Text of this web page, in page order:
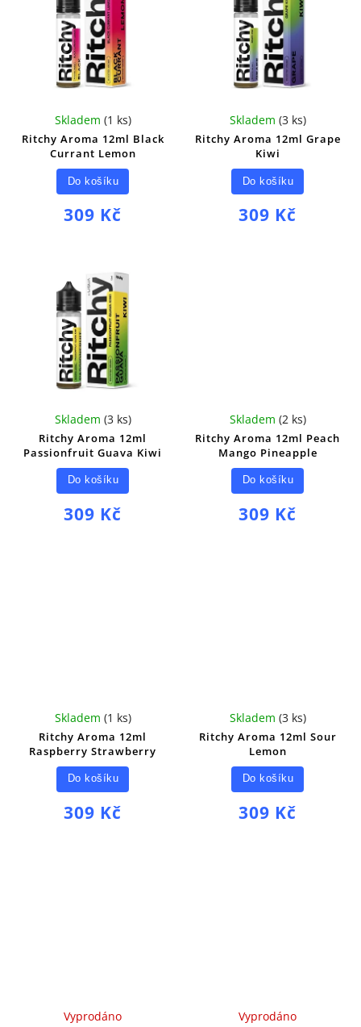
Ritchy Aroma 12ml Black
Currant Lemon
Skladem (1 ks)
309 Kč
Do košíku
Ritchy Aroma 12ml Grape
Kiwi
Skladem (3 ks)
309 Kč
Do košíku
Ritchy Aroma 12ml
Passionfruit Guava Kiwi
Skladem (3 ks)
309 Kč
Do košíku
Ritchy Aroma 12ml Peach
Mango Pineapple
Skladem (2 ks)
309 Kč
Do košíku
Ritchy Aroma 12ml
Raspberry Strawberry
Skladem (1 ks)
309 Kč
Do košíku
Ritchy Aroma 12ml Sour
Lemon
Skladem (3 ks)
309 Kč
Do košíku
Vyprodáno Vyprodáno